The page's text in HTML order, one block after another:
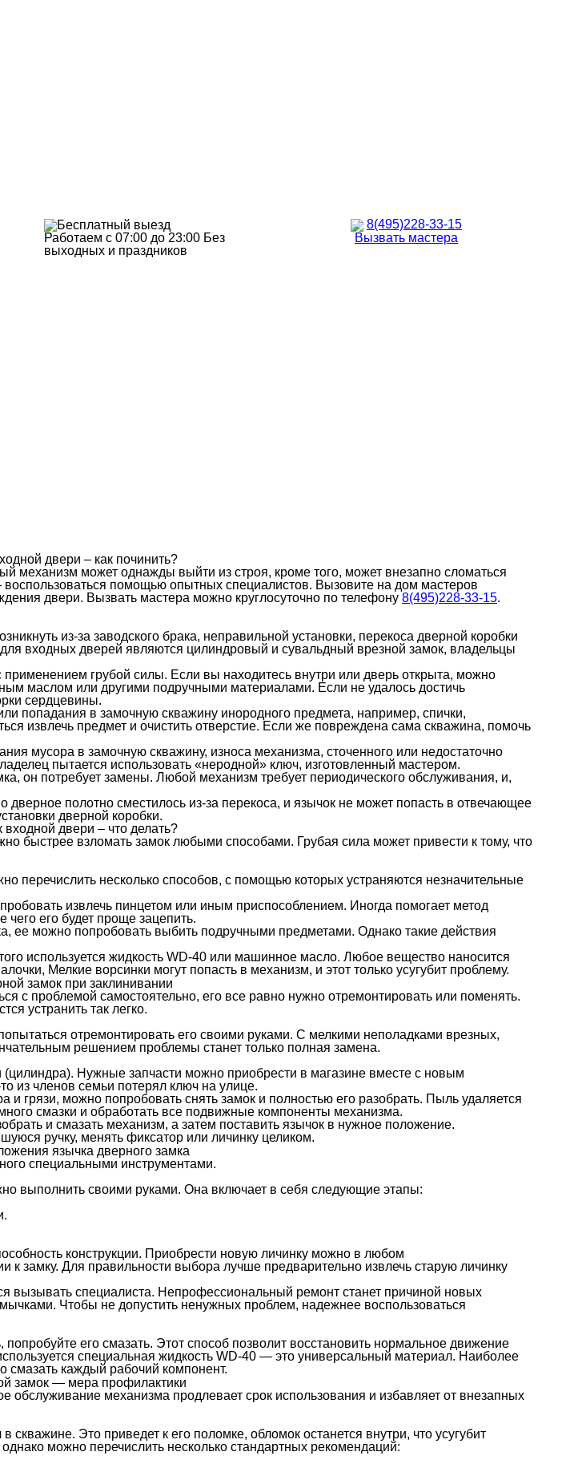
Работаем с 07:00 до 23:00 Без
выходных и праздников
8(495)228-33-15
Вызвать мастера
двери – как починить?
может однажды выйти из строя, кроме того, может внезапно сломаться
помощью опытных специалистов. Вызовите на дом мастеров
двери. Вызвать мастера можно круглосуточно по телефону 8(495)228-33-15.
из-за заводского брака, неправильной установки, перекоса дверной коробки
входных дверей являются цилиндровый и сувальдный врезной замок, владельцы
грубой силы. Если вы находитесь внутри или дверь открыта, можно
маслом или другими подручными материалами. Если не удалось достичь
сердцевины.
попадания в замочную скважину инородного предмета, например, спички,
извлечь предмет и очистить отверстие. Если же повреждена сама скважина, помочь
мусора в замочную скважину, износа механизма, сточенного или недостаточно
пытается использовать «неродной» ключ, изготовленный мастером.
он потребует замены. Любой механизм требует периодического обслуживания, и,
дверное полотно сместилось из-за перекоса, и язычок не может попасть в отвечающее
дверной коробки.
быстрее взломать замок любыми способами. Грубая сила может привести к тому, что
перечислить несколько способов, с помощью которых устраняются незначительные
извлечь пинцетом или иным приспособлением. Иногда помогает метод
его будет проще зацепить.
ее можно попробовать выбить подручными предметами. Однако такие действия
используется жидкость WD-40 или машинное масло. Любое вещество наносится
Мелкие ворсинки могут попасть в механизм, и этот только усугубит проблему.
с проблемой самостоятельно, его все равно нужно отремонтировать или поменять.
устранить так легко.
отремонтировать его своими руками. С мелкими неполадками врезных,
решением проблемы станет только полная замена.
Нужные запчасти можно приобрести в магазине вместе с новым
из членов семьи потерял ключ на улице.
грязи, можно попробовать снять замок и полностью его разобрать. Пыль удаляется
смазки и обработать все подвижные компоненты механизма.
и смазать механизм, а затем поставить язычок в нужное положение.
ручку, менять фиксатор или личинку целиком.
специальными инструментами.
выполнить своими руками. Она включает в себя следующие этапы:
конструкции. Приобрести новую личинку можно в любом
замку. Для правильности выбора лучше предварительно извлечь старую личинку
вызывать специалиста. Непрофессиональный ремонт станет причиной новых
Чтобы не допустить ненужных проблем, надежнее воспользоваться
его смазать. Этот способ позволит восстановить нормальное движение
специальная жидкость WD-40 — это универсальный материал. Наиболее
смазать каждый рабочий компонент.
обслуживание механизма продлевает срок использования и избавляет от внезапных
Это приведет к его поломке, обломок останется внутри, что усугубит
можно перечислить несколько стандартных рекомендаций: